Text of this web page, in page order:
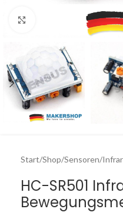
Click to enlarge
Start/Shop/Sensoren/
HC-SR501